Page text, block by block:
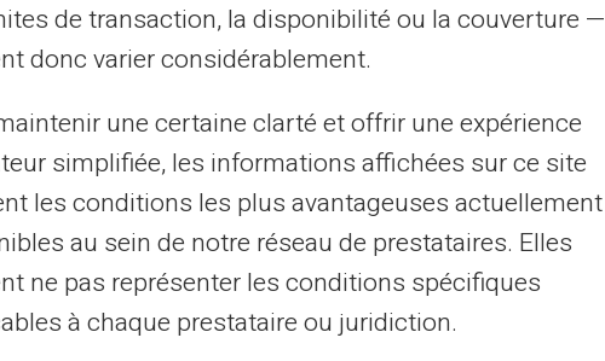
impayés, remboursez l'intégralité de vos
et les pénalités doivent être
du fichage. Un établissement
un seul prêt avec des mensualités
de transaction, la disponibilité ou la couverture —
donc varier considérablement.
une certaine clarté et offrir une expérience
simplifiée, les informations affichées sur ce site
les conditions les plus avantageuses actuellement
au sein de notre réseau de prestataires. Elles
ne pas représenter les conditions spécifiques
à chaque prestataire ou juridiction.